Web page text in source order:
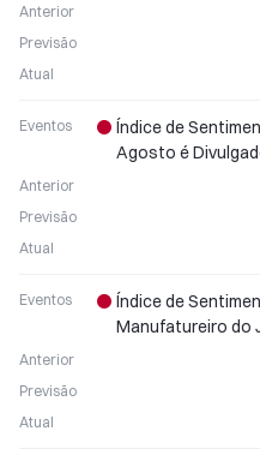
Anterior
Previsão
Atual
Eventos
Índice de
Agosto é
Anterior
Previsão
Atual
Eventos
Índice de
Manufatureiro do
Anterior
Previsão
Atual